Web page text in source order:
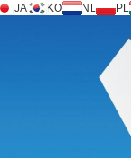
JA KO NL PL